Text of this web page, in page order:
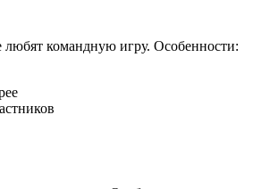
любят командную игру. Особенности: